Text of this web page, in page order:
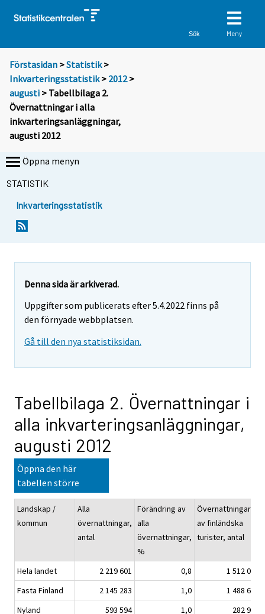
Sök Meny
Förstasidan >Statistik >
Inkvarteringsstatistik> 2012>
augusti > Tabellbilaga 2.
Övernattningar i alla
inkvarteringsanläggningar,
augusti 2012
Öppna menyn
STATISTIK
Inkvarteringsstatistik
Denna sida är arkiverad.
Uppgifter som publicerats efter 5.4.2022 finns på
den förnyade webbplatsen.
Gå till den nya statistiksidan.
Tabellbilaga 2. Övernattningar i
alla inkvarteringsanläggningar,
augusti 2012
Öppna den här
tabellen större
Landskap /
kommun
Alla
övernattningar,
antal
Förändring av
alla
övernattningar,
%
Övernattningarna
av finländska
turister, antal
Hela landet
2 219 601 0,8
1 512 014
Fasta Finland
2 145 283 1,0
1 488 604
Nyland
593 594 1,0
282 929